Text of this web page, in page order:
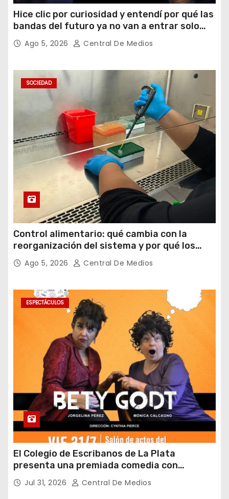
Hice clic por curiosidad y entendí por qué las
bandas del futuro ya no van a entrar solo
por los oídos
Ago 5, 2026 Central De Medios
SOCIEDAD
Control alimentario: qué cambia con la
reorganización del sistema y por qué los
laboratorios serán clave para garantizar la
inocuidad
Ago 5, 2026 Central De Medios
ESPECTÁCULOS
El Colegio de Escribanos de La Plata
presenta una premiada comedia con
entrada gratuita y fin solidario
Jul 31, 2026 Central De Medios